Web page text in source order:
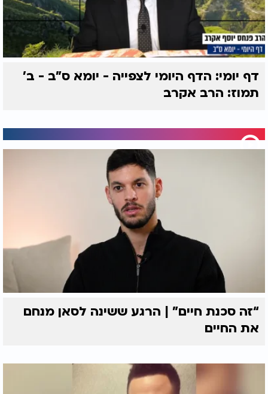
דף יומי: הדף היומי לצפייה - יומא ס"ב - ב’
תמוז: הרב אקרב
“זה סכנת חיים” | הרגע ששינה לסאן מנחם
את החיים